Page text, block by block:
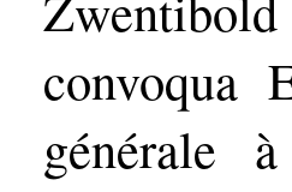
convoqua
générale